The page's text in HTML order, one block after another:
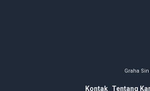
Graha
Kontak Tentang